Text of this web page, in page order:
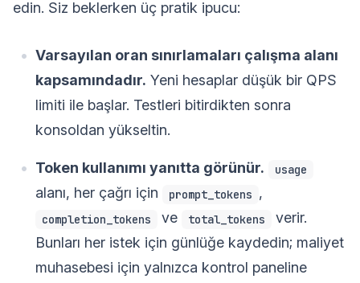
edin. Siz beklerken üç pratik ipucu:
Varsayılan oran sınırlamaları çalışma alanı
kapsamındadır. Yeni hesaplar düşük bir QPS
limiti ile başlar. Testleri bitirdikten sonra
konsoldan yükseltin.
Token kullanımı yanıtta görünür. usage
alanı, her çağrı için prompt_tokens ,
completion_tokens ve total_tokens
verir.
Bunları her istek için günlüğe kaydedin; maliyet
muhasebesi için yalnızca kontrol paneline